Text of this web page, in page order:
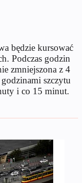
będzie kursować
Podczas godzin
zmniejszona z 4
szczytu
i co 15 minut.